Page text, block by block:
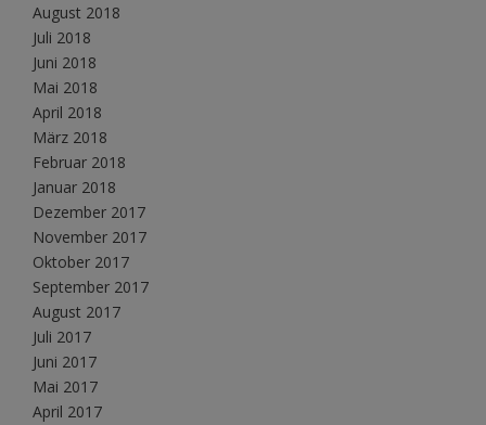
August 2018
Juli 2018
Juni 2018
Mai 2018
April 2018
März 2018
Februar 2018
Januar 2018
Dezember 2017
November 2017
Oktober 2017
September 2017
August 2017
Juli 2017
Juni 2017
Mai 2017
April 2017